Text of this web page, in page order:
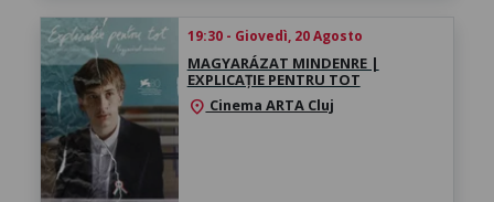
19:30 - Giovedì, 20 Agosto
MAGYARÁZAT MINDENRE |
EXPLICAȚIE PENTRU TOT
location_on Cinema ARTA Cluj